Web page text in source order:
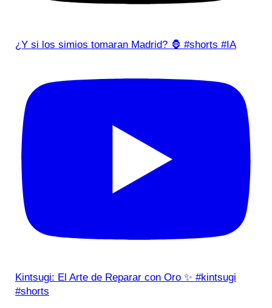
¿Y si los simios tomaran Madrid? 🦍 #shorts #IA
Kintsugi: El Arte de Reparar con Oro ✨ #kintsugi
#shorts